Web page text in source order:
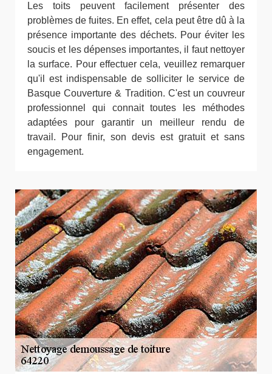
Les toits peuvent facilement présenter des
problèmes de fuites. En effet, cela peut être dû à la
présence importante des déchets. Pour éviter les
soucis et les dépenses importantes, il faut nettoyer
la surface. Pour effectuer cela, veuillez remarquer
qu'il est indispensable de solliciter le service de
Basque Couverture & Tradition. C'est un couvreur
professionnel qui connait toutes les méthodes
adaptées pour garantir un meilleur rendu de
travail. Pour finir, son devis est gratuit et sans
engagement.